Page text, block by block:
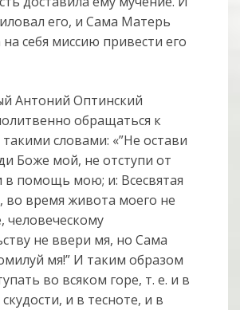
его, и Сама Матерь
себя миссию привести его
Антоний Оптинский
обращаться к
словами: «”Не остави
Боже мой, не отступи от
помощь мою; и: Всесвятая
во время живота моего не
человеческому
не ввери мя, но Сама
мя!” И таким образом
во всяком горе, т. е. и в
и в тесноте, и в